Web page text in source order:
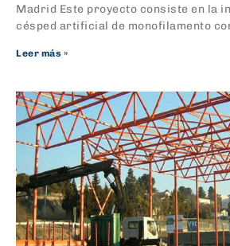
Madrid Este proyecto consiste en la
césped artificial de monofilamento
Leer más »